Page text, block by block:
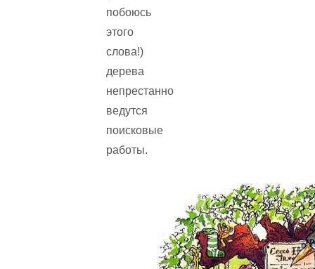
побоюсь
этого
слова!)
дерева
непрестанно
ведутся
поисковые
работы.